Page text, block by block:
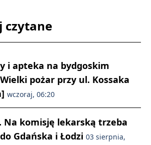
czytane
i apteka na bydgoskim
pożar przy ul. Kossaka
wczoraj, 06:20
Na komisję lekarską trzeba
Gdańska i Łodzi 03 sierpnia,